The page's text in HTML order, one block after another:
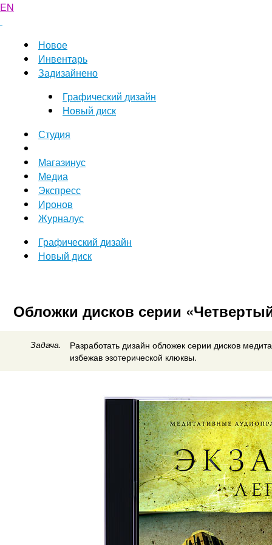
EN
Новое
Инвентарь
Задизайнено
Графический дизайн
Новый диск
Студия
Магазинус
Медиа
Экспресс
Иронов
Журналус
Графический дизайн
Новый диск
Обложки дисков серии
Задача.
Разработать дизайн обложек серии дисков
избежав эзотерической клюквы.